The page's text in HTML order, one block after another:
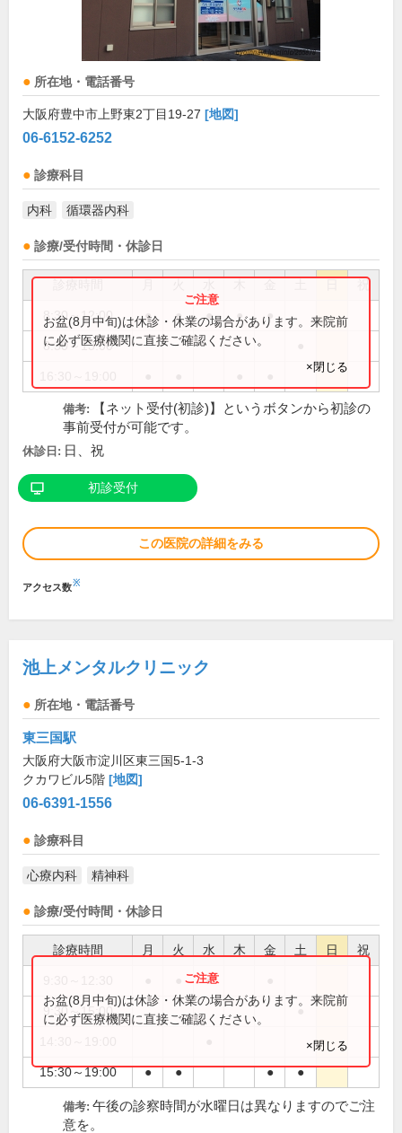
所在地・電話番号
大阪府豊中市上野東2丁目19-27 [地図]
06-6152-6252
診療科目
内科 循環器内科
診療/受付時間・休診日
祝
8:30～12:00 ● ● ● ● ●
8:30～13:00
お盆(8月中旬)は休診・休業の場合があります。来院前
に必ず医療機関に直接ご確認ください。
×閉じる
備考:
【ネット受付(初診)】というボタンから初診の
事前受付が可能です。
休診日: 日、祝
初診受付
この医院の詳細をみる
アクセス数※
池上メンタルクリニック
所在地・電話番号
東三国駅
大阪府大阪市淀川区東三国5-1-3
クカワビル5階 [地図]
06-6391-1556
診療科目
心療内科 精神科
診療/受付時間・休診日
診療時間 月 火 水 木 金 土 日 祝
●
9:30～15:00 ●
15:30～19:00 ● ● ● ●
お盆(8月中旬)は休診・休業の場合があります。来院前
に必ず医療機関に直接ご確認ください。
×閉じる
備考: 午後の診察時間が水曜日は異なりますのでご注
意を。